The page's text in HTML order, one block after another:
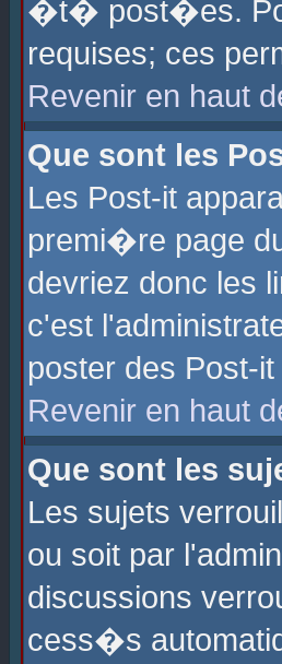
�t� post�es.
requises; ces
Revenir en haut
Que sont les
Les Post-it
premi�re page
devriez donc les
c'est
poster des Post-
Revenir en haut
Que sont les
Les sujets
ou soit par
discussions
cess�s